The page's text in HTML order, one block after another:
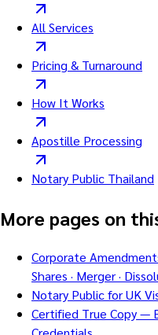
All Services
Pricing & Turnaround
How It Works
Apostille Processing
Notary Public Thailand
More pages on
Corporate
Shares · Merger ·
Notary Public for UK
Certified True Copy —